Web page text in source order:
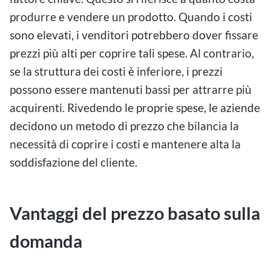
produrre e vendere un prodotto. Quando i costi
sono elevati, i venditori potrebbero dover fissare
prezzi più alti per coprire tali spese. Al contrario,
se la struttura dei costi è inferiore, i prezzi
possono essere mantenuti bassi per attrarre più
acquirenti. Rivedendo le proprie spese, le aziende
decidono un metodo di prezzo che bilancia la
necessità di coprire i costi e mantenere alta la
soddisfazione del cliente.
Vantaggi del prezzo basato sulla
domanda